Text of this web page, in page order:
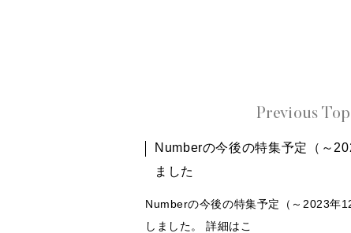
Previous
Numberの今後の特集予定（～
ました
Numberの今後の特集予定（～2023年
しました。 詳細はこ